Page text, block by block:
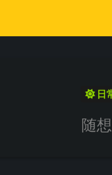
日
随